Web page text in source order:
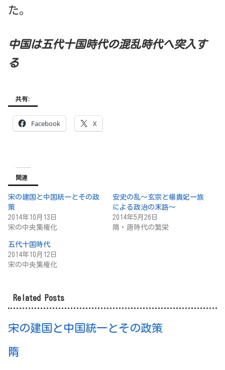
た。
中国は五代十国時代の混乱時代へ突入す
る
共有:
Facebook X
関連
宋の建国と中国統一とその政
策
2014年10月13日
宋の中央集権化
安史の乱～玄宗と楊貴妃一族
による政治の末路～
2014年5月26日
隋・唐時代の繁栄
五代十国時代
2014年10月12日
宋の中央集権化
Related Posts
宋の建国と中国統一とその政策
隋